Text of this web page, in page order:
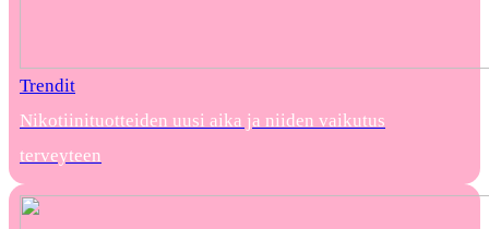
Trendit
Nikotiinituotteiden uusi aika ja niiden vaikutus
terveyteen